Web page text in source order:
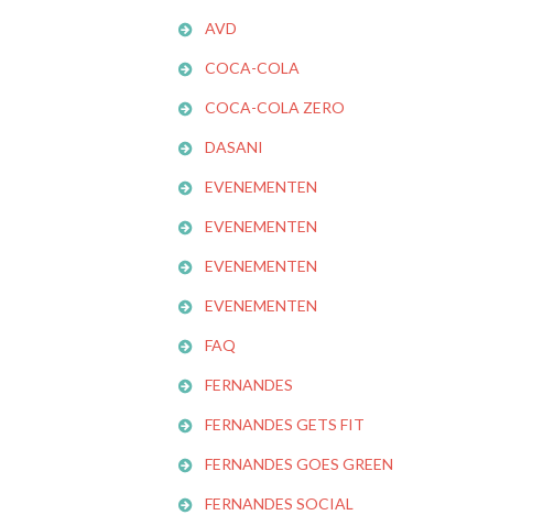
AVD
COCA-COLA
COCA-COLA ZERO
DASANI
EVENEMENTEN
EVENEMENTEN
EVENEMENTEN
EVENEMENTEN
FAQ
FERNANDES
FERNANDES GETS FIT
FERNANDES GOES GREEN
FERNANDES SOCIAL